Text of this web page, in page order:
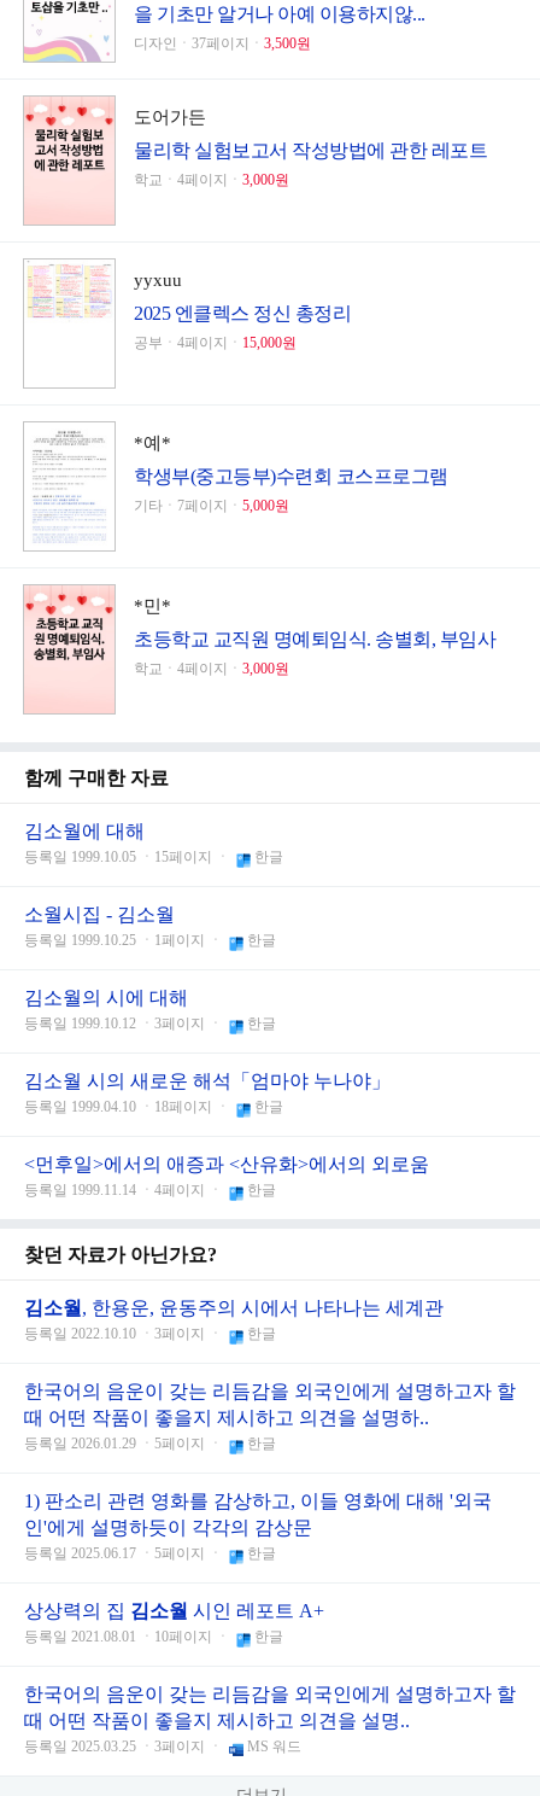
을 기초만 알거나 아예 이용하지않...
디자인ㆍ37페이지ㆍ 3,500원
도어가든
물리학 실험보고서 작성방법에 관한 레포트
학교ㆍ4페이지ㆍ 3,000원
yyxuu
2025 엔클렉스 정신 총정리
공부ㆍ4페이지ㆍ 15,000원
*예*
학생부(중고등부)수련회 코스프로그램
기타ㆍ7페이지ㆍ 5,000원
*민*
초등학교 교직원 명예퇴임식. 송별회, 부임사
학교ㆍ4페이지ㆍ 3,000원
함께 구매한 자료
김소월에 대해
등록일 1999.10.05 ㆍ15페이지 ㆍ 한글
소월시집 - 김소월
등록일 1999.10.25 ㆍ1페이지 ㆍ 한글
김소월의 시에 대해
등록일 1999.10.12 ㆍ3페이지 ㆍ 한글
김소월 시의 새로운 해석「엄마야 누나야」
등록일 1999.04.10 ㆍ18페이지 ㆍ 한글
<먼후일>에서의 애증과 <산유화>에서의 외로움
등록일 1999.11.14 ㆍ4페이지 ㆍ 한글
찾던 자료가 아닌가요?
김소월 , 한용운, 윤동주의 시에서 나타나는 세계관
등록일 2022.10.10 ㆍ3페이지 ㆍ 한글
한국어의 음운이 갖는 리듬감을 외국인에게 설명하고자 할
때 어떤 작품이 좋을지 제시하고 의견을 설명하..
등록일 2026.01.29 ㆍ5페이지 ㆍ 한글
1) 판소리 관련 영화를 감상하고, 이들 영화에 대해 '외국
인'에게 설명하듯이 각각의 감상문
등록일 2025.06.17 ㆍ5페이지 ㆍ 한글
상상력의 집 김소월 시인 레포트 A+
등록일 2021.08.01 ㆍ10페이지 ㆍ 한글
한국어의 음운이 갖는 리듬감을 외국인에게 설명하고자 할
때 어떤 작품이 좋을지 제시하고 의견을 설명..
등록일 2025.03.25 ㆍ3페이지 ㆍ MS 워드